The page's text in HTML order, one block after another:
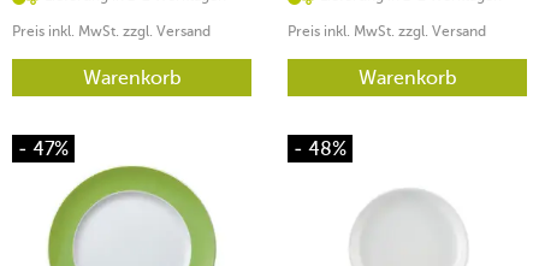
Preis inkl. MwSt. zzgl. Versand
Warenkorb
Preis inkl. MwSt. zzgl. Versand
Warenkorb
- 47% - 48%